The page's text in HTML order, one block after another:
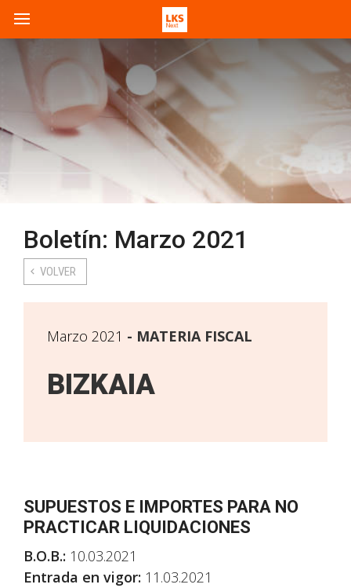
Boletín: Marzo 2021
VOLVER
Marzo 2021 MATERIA FISCAL
BIZKAIA
SUPUESTOS E IMPORTES PARA NO
PRACTICAR LIQUIDACIONES
B.O.B.: 10.03.2021
Entrada en vigor: 11.03.2021